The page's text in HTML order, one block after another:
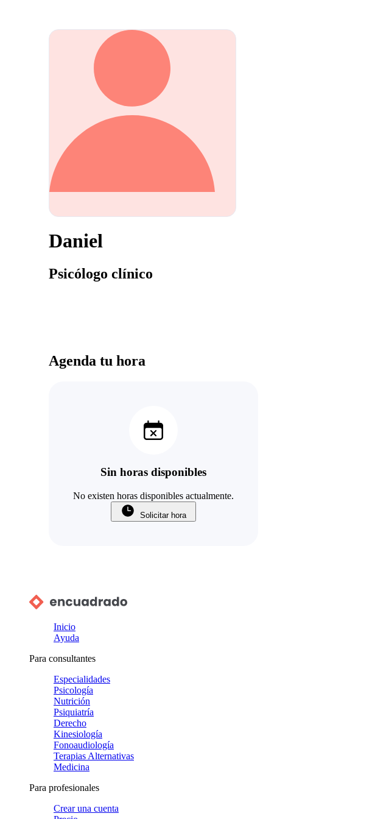
Daniel
Psicólogo clínico
Agenda tu hora
Sin horas disponibles
No existen horas disponibles actualmente.
Solicitar hora
Inicio
Ayuda
Para consultantes
Especialidades
Psicología
Nutrición
Psiquiatría
Derecho
Kinesiología
Fonoaudiología
Terapias Alternativas
Medicina
Para profesionales
Crear una cuenta